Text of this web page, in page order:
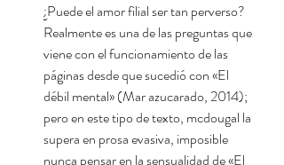
¿Puede el amor filial ser tan perverso?
Realmente es una de las preguntas que
viene con el funcionamiento de las
páginas desde que sucedió con «El
débil mental» (Mar azucarado, 2014);
pero en este tipo de texto, mcdougal la
supera en prosa evasiva, imposible
nunca pensar en la sensualidad de «El